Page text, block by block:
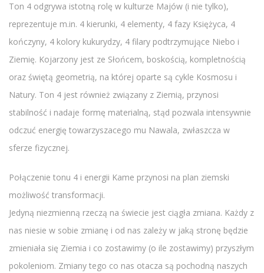
Ton 4 odgrywa istotną rolę w kulturze Majów (i nie tylko),
reprezentuje m.in. 4 kierunki, 4 elementy, 4 fazy Księżyca, 4
kończyny, 4 kolory kukurydzy, 4 filary podtrzymujące Niebo i
Ziemię. Kojarzony jest ze Słońcem, boskością, kompletnością
oraz świętą geometrią, na której oparte są cykle Kosmosu i
Natury. Ton 4 jest również związany z Ziemią, przynosi
stabilność i nadaje formę materialną, stąd pozwala intensywnie
odczuć energię towarzyszacego mu Nawala, zwłaszcza w
sferze fizycznej.
Połączenie tonu 4 i energii Kame przynosi na plan ziemski
możliwość transformacji.
Jedyną niezmienną rzeczą na świecie jest ciągła zmiana. Każdy z
nas niesie w sobie zmianę i od nas zależy w jaką stronę będzie
zmieniała się Ziemia i co zostawimy (o ile zostawimy) przyszłym
pokoleniom. Zmiany tego co nas otacza są pochodną naszych